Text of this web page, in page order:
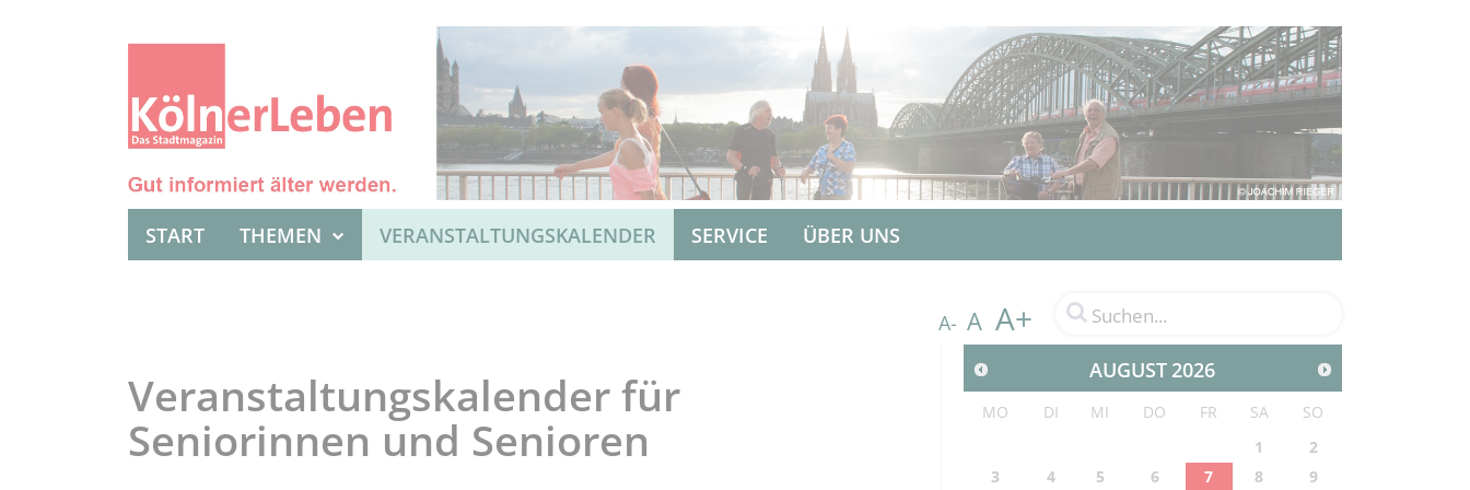
START THEMEN VERANSTALTUNGSKALENDER SERVICE ÜBER UNS
A- A A+
Veranstaltungskalender für
Seniorinnen und Senioren
AUGUST2026
MO DI MI DO FR SA
SO
1
2
3
4 5 6 7 8 9